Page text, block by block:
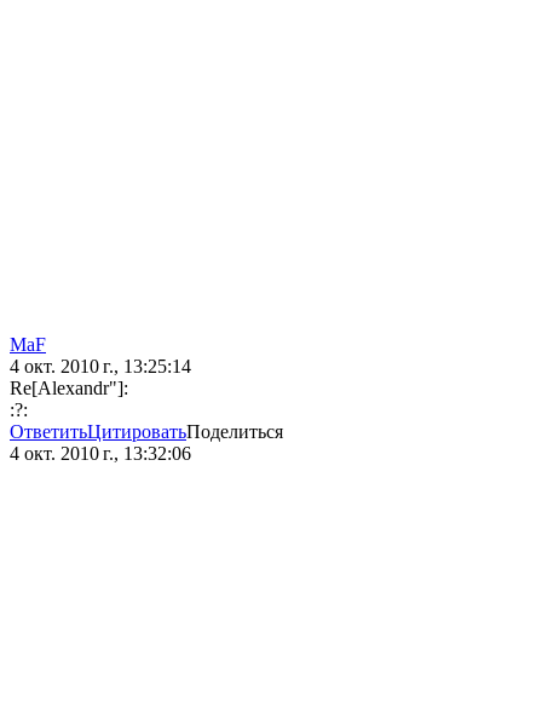
MaF
4 окт. 2010 г., 13:25:14
Re[Alexandr"]:
:?:
ОтветитьЦитироватьПоделиться
4 окт. 2010 г., 13:32:06